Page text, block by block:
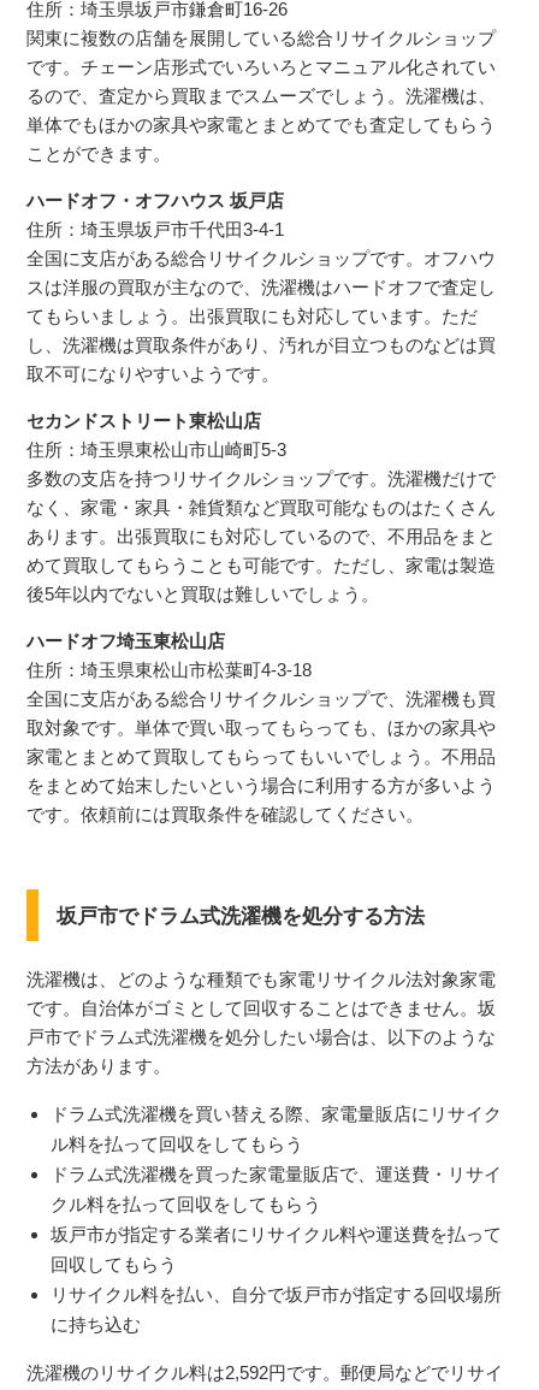
住所：埼玉県坂戸市鎌倉町16-26
関東に複数の店舗を展開している総合リサイクルショップ
です。チェーン店形式でいろいろとマニュアル化されてい
るので、査定から買取までスムーズでしょう。洗濯機は、
単体でもほかの家具や家電とまとめてでも査定してもらう
ことができます。
ハードオフ・オフハウス 坂戸店
住所：埼玉県坂戸市千代田3-4-1
全国に支店がある総合リサイクルショップです。オフハウ
スは洋服の買取が主なので、洗濯機はハードオフで査定し
てもらいましょう。出張買取にも対応しています。ただ
し、洗濯機は買取条件があり、汚れが目立つものなどは買
取不可になりやすいようです。
セカンドストリート東松山店
住所：埼玉県東松山市山崎町5-3
多数の支店を持つリサイクルショップです。洗濯機だけで
なく、家電・家具・雑貨類など買取可能なものはたくさん
あります。出張買取にも対応しているので、不用品をまと
めて買取してもらうことも可能です。ただし、家電は製造
後5年以内でないと買取は難しいでしょう。
ハードオフ埼玉東松山店
住所：埼玉県東松山市松葉町4-3-18
全国に支店がある総合リサイクルショップで、洗濯機も買
取対象です。単体で買い取ってもらっても、ほかの家具や
家電とまとめて買取してもらってもいいでしょう。不用品
をまとめて始末したいという場合に利用する方が多いよう
です。依頼前には買取条件を確認してください。
坂戸市でドラム式洗濯機を処分する方法
洗濯機は、どのような種類でも家電リサイクル法対象家電
です。自治体がゴミとして回収することはできません。坂
戸市でドラム式洗濯機を処分したい場合は、以下のような
方法があります。
ドラム式洗濯機を買い替える際、家電量販店にリサイク
ル料を払って回収をしてもらう
ドラム式洗濯機を買った家電量販店で、運送費・リサイ
クル料を払って回収をしてもらう
坂戸市が指定する業者にリサイクル料や運送費を払って
回収してもらう
リサイクル料を払い、自分で坂戸市が指定する回収場所
に持ち込む
洗濯機のリサイクル料は2,592円です。郵便局などでリサイ